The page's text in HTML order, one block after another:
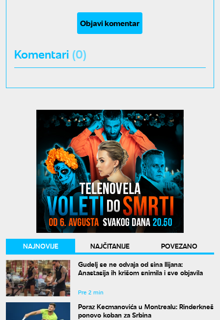
Objavi komentar
Komentari (0)
NAJNOVIJE NAJČITANIJE
POVEZANO
Gudelj se ne odvaja od sina Ilijana:
Anastasija ih krišom snimila i sve objavila
Pre 2 min
Poraz Kecmanovića u Montrealu: Rinderkneš
ponovo koban za Srbina